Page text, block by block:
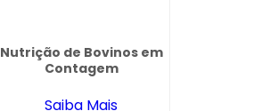
Nutrição de Bovinos em
Contagem
Saiba Mais